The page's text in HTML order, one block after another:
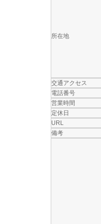
所在地
交通アクセス
電話番号
営業時間
定休日
URL
備考